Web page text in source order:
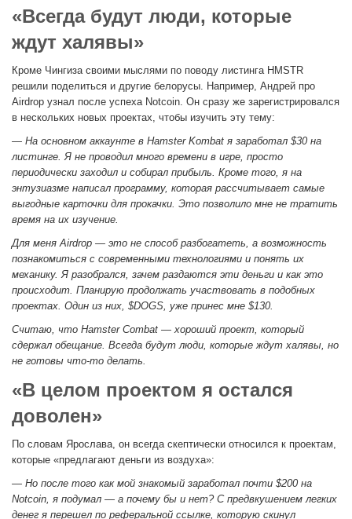
«Всегда будут люди, которые
ждут халявы»
Кроме Чингиза своими мыслями по поводу листинга HMSTR
решили поделиться и другие белорусы. Например, Андрей про
Airdrop узнал после успеха Notcoin. Он сразу же зарегистрировался
в нескольких новых проектах, чтобы изучить эту тему:
— На основном аккаунте в Hamster Kombat я заработал $30 на
листинге. Я не проводил много времени в игре, просто
периодически заходил и собирал прибыль. Кроме того, я на
энтузиазме написал программу, которая рассчитывает самые
выгодные карточки для прокачки. Это позволило мне не тратить
время на их изучение.
Для меня Airdrop — это не способ разбогатеть, а возможность
познакомиться с современными технологиями и понять их
механику. Я разобрался, зачем раздаются эти деньги и как это
происходит. Планирую продолжать участвовать в подобных
проектах. Один из них, $DOGS, уже принес мне $130.
Считаю, что Hamster Combat — хороший проект, который
сдержал обещание. Всегда будут люди, которые ждут халявы, но
не готовы что-то делать.
«В целом проектом я остался
доволен»
По словам Ярослава, он всегда скептически относился к проектам,
которые «предлагают деньги из воздуха»:
— Но после того как мой знакомый заработал почти $200 на
Notcoin, я подумал — а почему бы и нет? С предвкушением легких
денег я перешел по реферальной ссылке, которую скинул